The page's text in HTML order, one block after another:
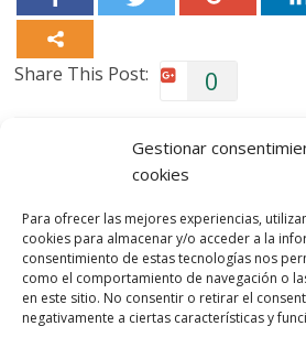
Gestionar
cookies
Para ofrecer las mejores experiencias,
cookies para almacenar y/o acceder a la
consentimiento de estas tecnologías nos
como el comportamiento de navegación o
en este sitio. No consentir o retirar el
negativamente a ciertas características y
Share This Post: 0
Deja una respuesta
comentario.
Entra con tu red social
He leído y acepto laPolítica de Privacidad